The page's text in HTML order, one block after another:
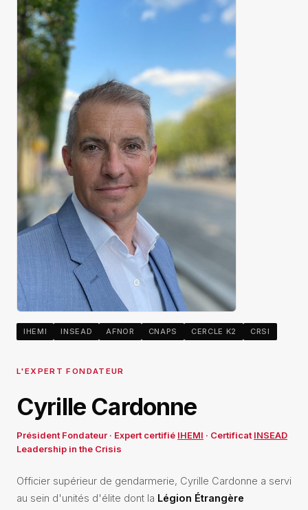
IHEMI INSEAD AFNOR CNAPS CERCLE K2 CRSI
L'EXPERT FONDATEUR
Cyrille Cardonne
Président Fondateur · Expert certifié IHEMI · Certificat INSEAD
Leadership in the Crisis
Officier supérieur de gendarmerie, Cyrille Cardonne a servi
au sein d'unités d'élite dont la Légion Étrangère